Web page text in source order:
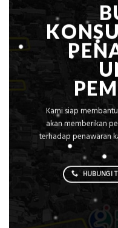
Kami siap
akan memberikan
terhadap penawaran
HUBUNGI